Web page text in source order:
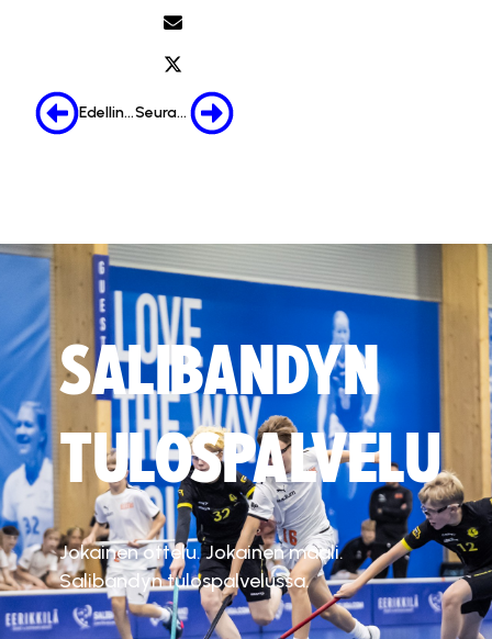
Edellinen Seuraava
SALIBANDYN
TULOSPALVELU
Jokainen ottelu. Jokainen maali.
Salibandyn tulospalvelussa.